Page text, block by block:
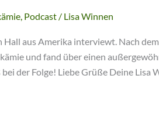
, Podcast/ Lisa Winnen
Hall aus Amerika interviewt. Nach
und fand über einen
der Folge! Liebe Grüße Deine Lisa